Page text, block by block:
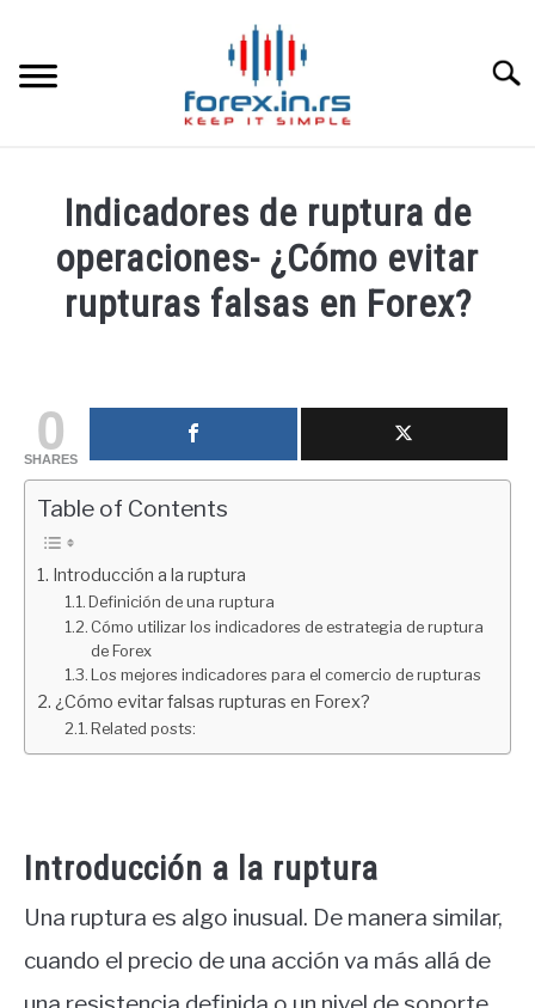
content
HOME ESPAÑOLA
LOS MEJORES CORREDORES DE DIVISAS
PAMM
CONTACT
Indicadores de ruptura de
operaciones- ¿Cómo evitar
rupturas falsas en Forex?
in
Educación
financiera
0
SHARES
Table of Contents
Introducción a la ruptura
Definición de una ruptura
Cómo utilizar los indicadores de estrategia de ruptura
de Forex
Los mejores indicadores para el comercio de rupturas
¿Cómo evitar falsas rupturas en Forex?
Related posts:
Introducción a la ruptura
Una ruptura es algo inusual. De manera similar,
cuando el precio de una acción va más allá de